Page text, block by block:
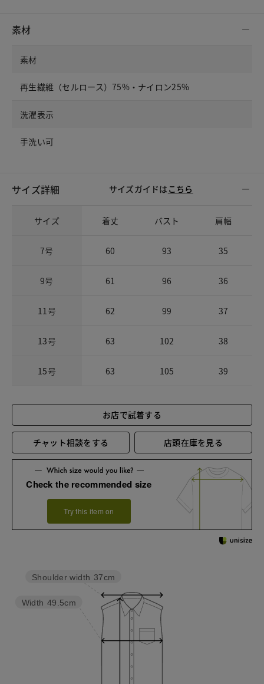
素材
素材
再生繊維（セルロース）75%・ナイロン25%
洗濯表示
手洗い可
サイズ詳細 サイズガイドは こちら
サイズ 着丈 バスト 肩幅
7号 60 93 35
9号 61 96 36
11号 62 99 37
13号 63 102 38
15号 63 105 39
お店で試着する
チャット相談をする 店頭在庫を見る
Check the recommended size
Try this item on
Width 49.5cm
Shoulder width 37cm